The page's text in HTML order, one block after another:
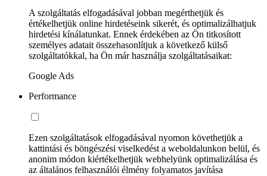
A szolgáltatás elfogadásával jobban megérthetjük és
értékelhetjük online hirdetéseink sikerét, és optimalizálhatjuk
hirdetési kínálatunkat. Ennek érdekében az Ön titkosított
személyes adatait összehasonlítjuk a következő külső
szolgáltatókkal, ha Ön már használja szolgáltatásaikat:
Google Ads
Performance
Ezen szolgáltatások elfogadásával nyomon követhetjük a
kattintási és böngészési viselkedést a weboldalunkon belül, és
anonim módon kiértékelhetjük webhelyünk optimalizálása és
az általános felhasználói élmény folyamatos javítása